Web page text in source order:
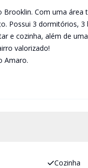
Com uma área
Possui 3 dormitórios, 3
e cozinha, além de
valorizado!
Amaro.
Cozinha